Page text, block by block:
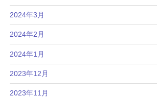
2024年3月
2024年2月
2024年1月
2023年12月
2023年11月